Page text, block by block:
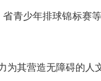
省青少年排球锦标赛
为其营造无障碍的人